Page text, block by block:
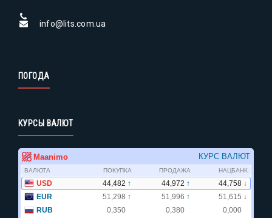
info@lits.com.ua
ПОГОДА
КУРСЫ ВАЛЮТ